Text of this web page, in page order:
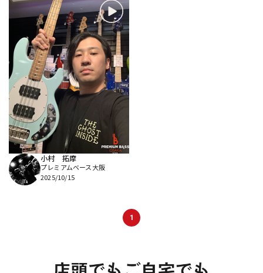
アンプ
DJ機器
DTM オンライン納品
配信/ライブ機器
中古
小村 拓摩
プレミアムベース大阪
2025/10/15
1